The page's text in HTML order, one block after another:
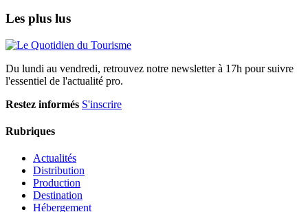
Les plus lus
Du lundi au vendredi, retrouvez notre newsletter à 17h pour suivre
l'essentiel de l'actualité pro.
Restez informés S'inscrire
Rubriques
Actualités
Distribution
Production
Destination
Hébergement